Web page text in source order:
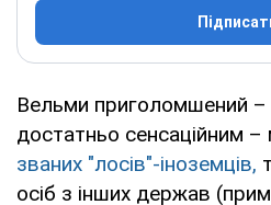
Вельми приголомшений –
достатньо сенсаційним –
званих "лосів"-іноземців,
осіб з інших держав